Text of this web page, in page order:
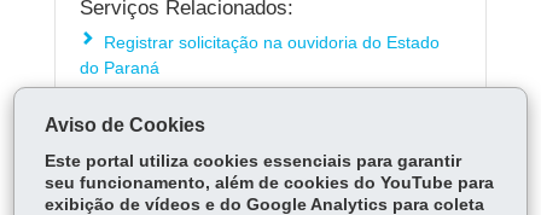
Serviços Relacionados:
Registrar solicitação na ouvidoria do Estado
do Paraná
DEIXE SUA OPINIÃO
Aviso de Cookies
Este portal utiliza cookies essenciais para garantir
seu funcionamento, além de cookies do YouTube para
exibição de vídeos e do Google Analytics para coleta